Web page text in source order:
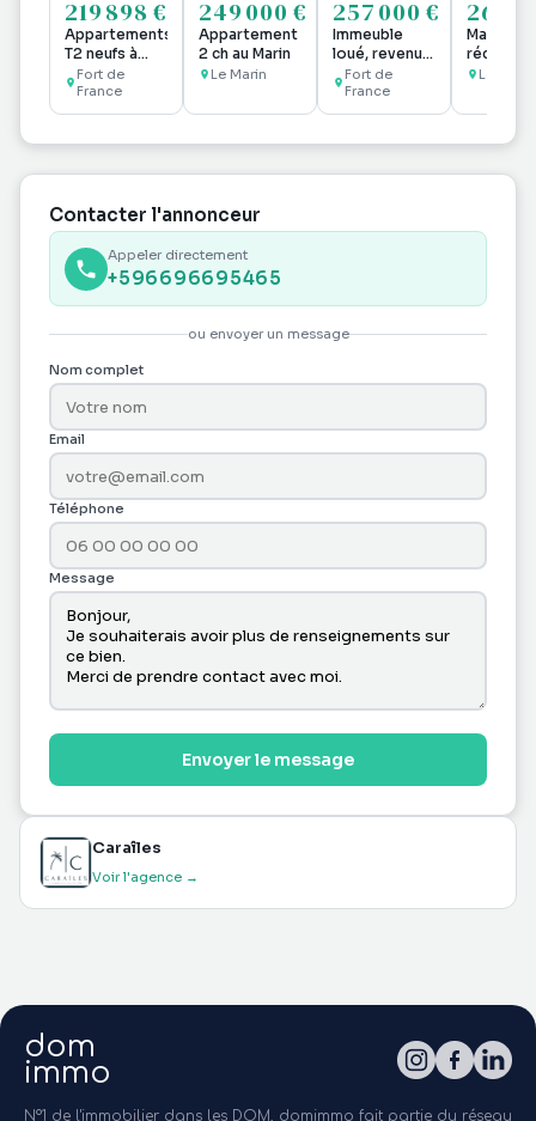
219 898 €
Appartements
T2 neufs à
Bellevue,
Fort-de-
France
Fort de
France
249 000 €
Appartement
2 ch au Marin
Le Marin
257 000 €
Immeuble
loué, revenus
assurés !
Fort de
France
268
Maison
récente
plain-
Jardin &
Terrass
Le
Contacter l'annonceur
Appeler directement
+596696695465
ou envoyer un message
Nom complet
Email
Téléphone
Message
Envoyer le message
Caraîles
Voir l'agence →
dom
immo
N°1 de l'immobilier dans les DOM, domimmo fait partie du réseau